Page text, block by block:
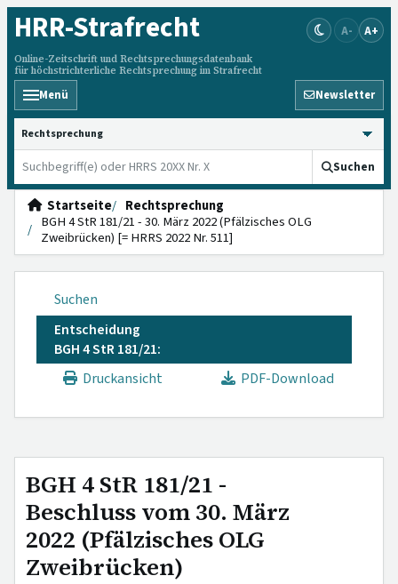
HRR-Strafrecht
Online-Zeitschrift und Rechtsprechungsdatenbank
für höchstrichterliche Rechtsprechung im Strafrecht
A- A+
Menü Newsletter
HRRS durchsuchen
Suchen
Startseite
Rechtsprechung
BGH 4 StR 181/21 - 30. März 2022 (Pfälzisches OLG
Zweibrücken) [= HRRS 2022 Nr. 511]
Suchen
Entscheidung
BGH 4 StR 181/21:
Druckansicht
PDF-Download
BGH 4 StR 181/21 -
Beschluss vom 30. März
2022 (Pfälzisches OLG
Zweibrücken)